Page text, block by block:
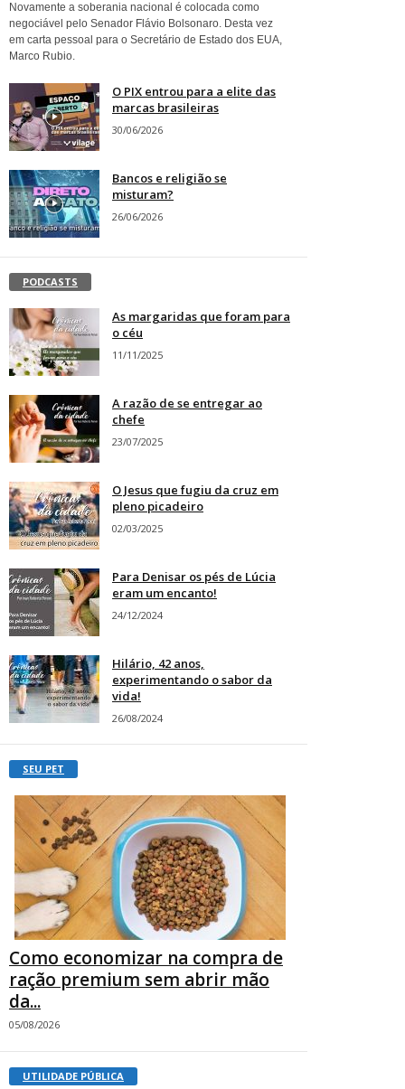
Novamente a soberania nacional é colocada como
negociável pelo Senador Flávio Bolsonaro. Desta vez
em carta pessoal para o Secretário de Estado dos EUA,
Marco Rubio.
O PIX entrou para a elite das
marcas brasileiras
30/06/2026
Bancos e religião se
misturam?
26/06/2026
PODCASTS
As margaridas que foram para
o céu
11/11/2025
A razão de se entregar ao
chefe
23/07/2025
O Jesus que fugiu da cruz em
pleno picadeiro
02/03/2025
Para Denisar os pés de Lúcia
eram um encanto!
24/12/2024
Hilário, 42 anos,
experimentando o sabor da
vida!
26/08/2024
SEU PET
Como economizar na compra de
ração premium sem abrir mão
da...
05/08/2026
UTILIDADE PÚBLICA